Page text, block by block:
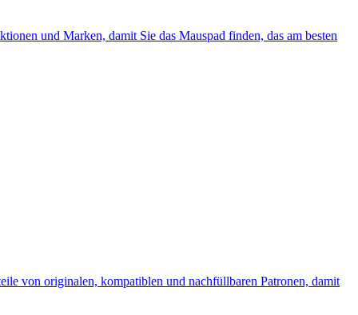
und Marken, damit Sie das Mauspad finden, das am besten
von originalen, kompatiblen und nachfüllbaren Patronen, damit